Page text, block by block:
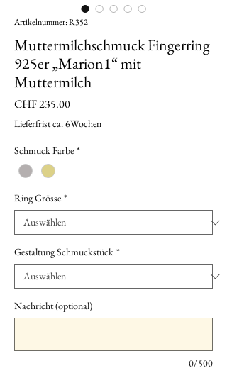
Artikelnummer: R352
Muttermilchschmuck Fingerring
925er „Marion1“ mit
Muttermilch
CHF 235.00Preis
Lieferfrist ca. 6Wochen
Schmuck Farbe *
Ring Grösse *
Gestaltung Schmuckstück *
Nachricht (optional)
0/500